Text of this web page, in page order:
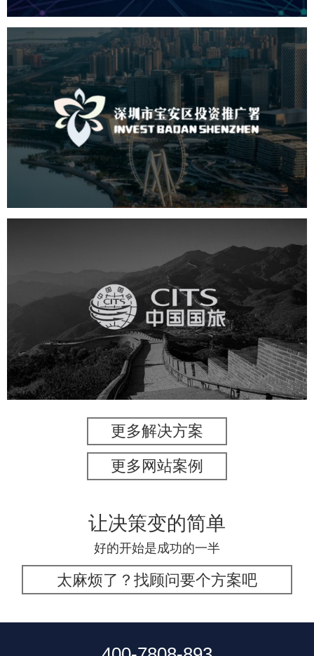
深圳市宝安区投资推广署
机构组织 国企 品牌官网 网站建设 网站设计
中国国旅
旅游休闲 电商网站 网站建设
更多解决方案
更多网站案例
让决策变的简单
好的开始是成功的一半
太麻烦了？找顾问要个方案吧